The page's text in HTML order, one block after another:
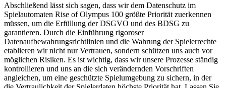
Abschließend lässt sich sagen, dass wir dem Datenschutz im
Spielautomaten Rise of Olympus 100 größte Priorität zuerkennen
müssen, um die Erfüllung der DSGVO und des BDSG zu
garantieren. Durch die Einführung rigoroser
Datenaufbewahrungsrichtlinien und die Wahrung der Spielerrechte
etablieren wir nicht nur Vertrauen, sondern schützen uns auch vor
möglichen Risiken. Es ist wichtig, dass wir unsere Prozesse ständig
kontrollieren und uns an die sich verändernden Vorschriften
angleichen, um eine geschützte Spielumgebung zu sichern, in der